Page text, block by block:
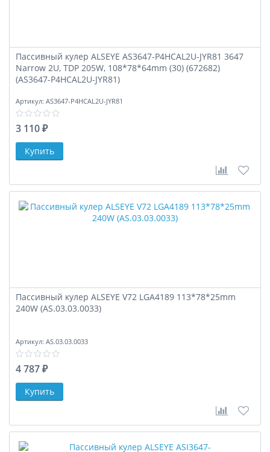
Пассивный кулер ALSEYE AS3647-P4HCAL2U-JYR81 3647
Narrow 2U, TDP 205W, 108*78*64mm (30) (672682)
(AS3647-P4HCAL2U-JYR81)
Артикул: AS3647-P4HCAL2U-JYR81
3 110 ₽
В В
Пассивный кулер ALSEYE V72 LGA4189 113*78*25mm
240W (AS.03.03.0033)
Артикул: AS.03.03.0033
4 787 ₽
В В